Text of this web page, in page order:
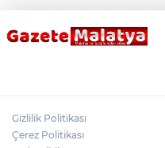
Gizlilik Politikası
Çerez Politikası